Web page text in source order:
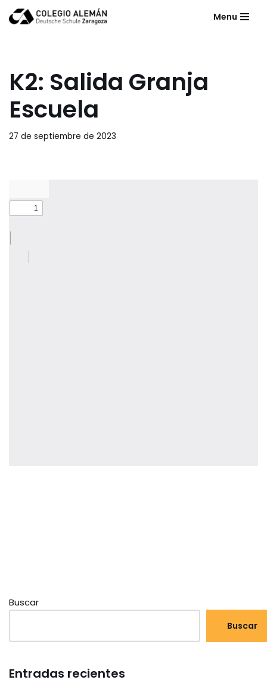
Menu
K2: Salida Granja
Escuela
27 de septiembre de 2023
Buscar
Buscar
Entradas recientes